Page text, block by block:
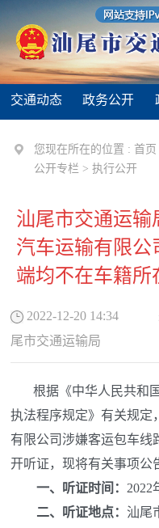
交通动态 政务公开
您现在所在的位置 : 首页
公开专栏 >执行公开
汕尾市交通运输
汽车运输有限公
端均不在车籍所
2022-12-20 14:34
尾市交通运输局
根据《中华人民共和国
执法程序规定》有关规定
有限公司涉嫌客运包车线
开听证，现将有关事项公
一、听证时间 ： 2022
二、听证地点： 汕尾